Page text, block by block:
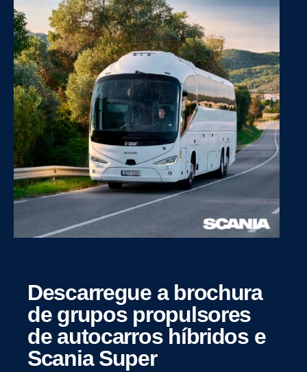
Descar­regue a brochura
de grupos propul­sores
de autocarros híbridos e
Scania Super